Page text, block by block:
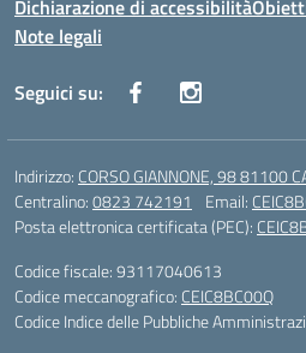
Dichiarazione di accessibilità
Note legali
Seguici su:
Indirizzo: CORSO GIANNONE, 98 81100
Centralino:0823 742191 Email:
Posta elettronica certificata (PEC):
Codice fiscale: 93117040613
Codice meccanografico: CEIC8BC00Q
Codice Indice delle Pubbliche